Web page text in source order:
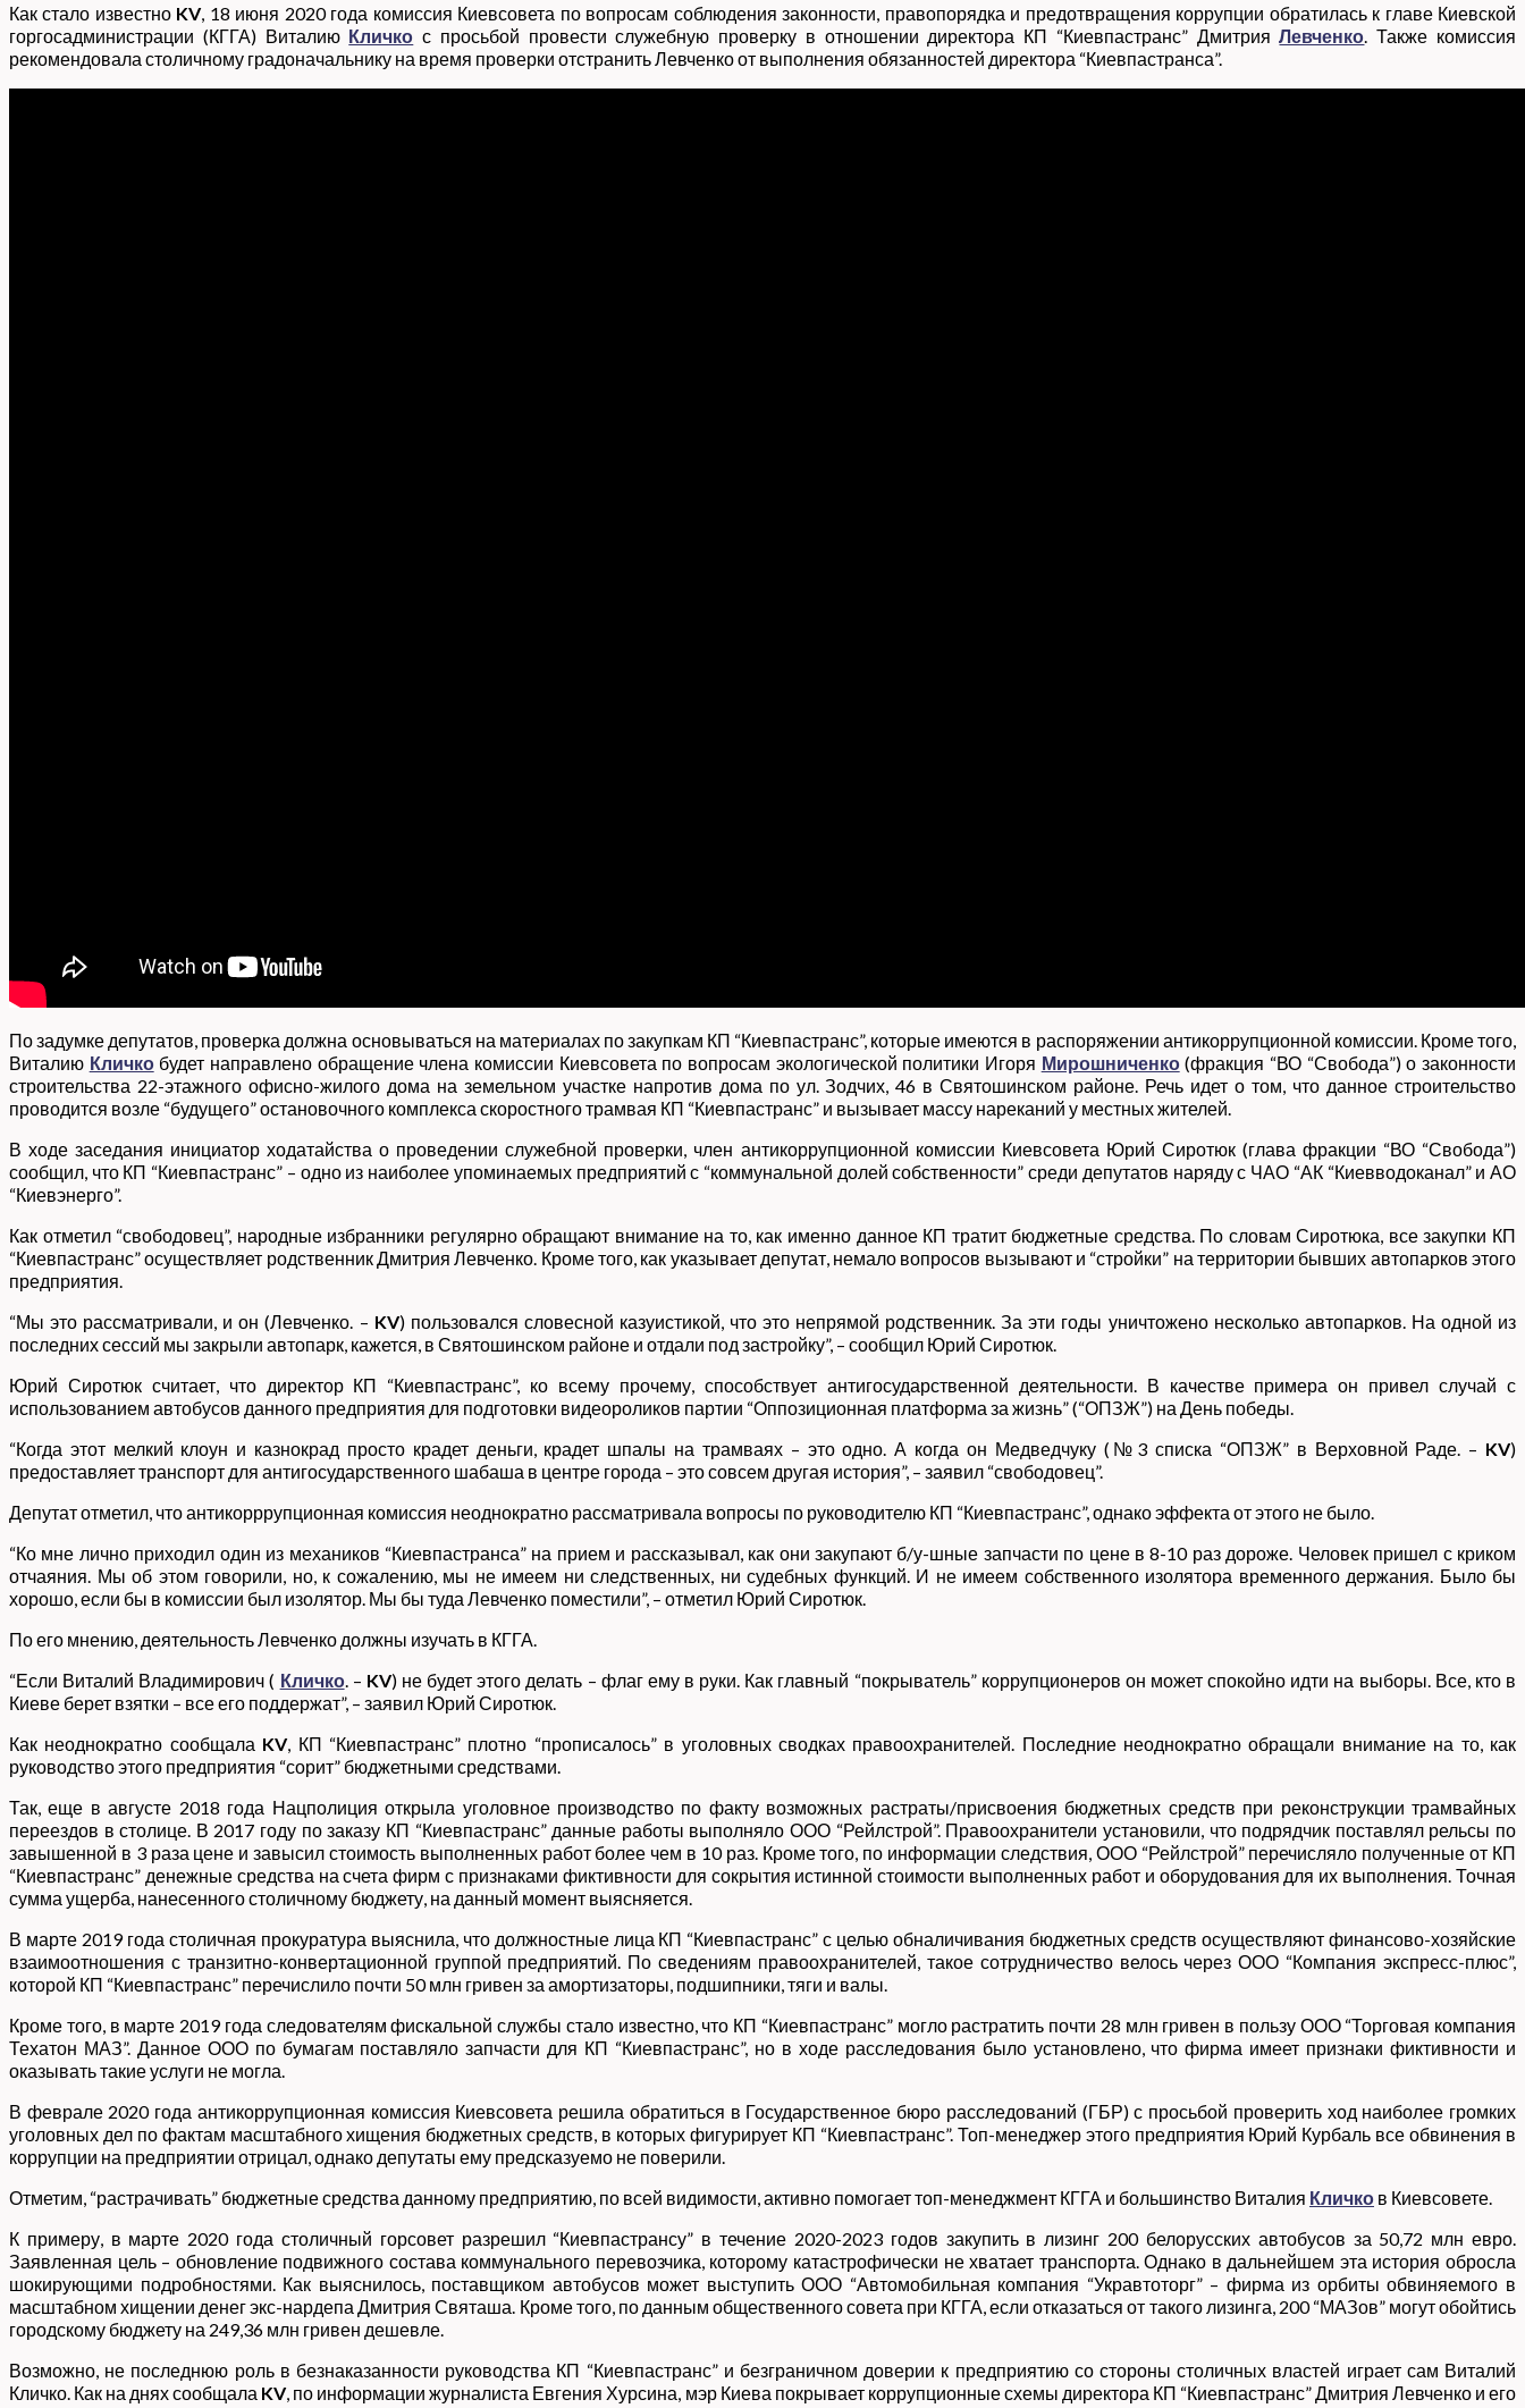
Как стало известно KV, 18 июня 2020 года комиссия Киевсовета по вопросам соблюдения законности, правопорядка и предотвращения коррупции обратилась к главе Киевской
горгосадминистрации (КГГА) Виталию Кличко с просьбой провести служебную проверку в отношении директора КП “Киевпастранс” ДмитрияЛевченко. Также комиссия
рекомендовала столичному градоначальнику на время проверки отстранить Левченко от выполнения обязанностей директора “Киевпастранса”.
По задумке депутатов, проверка должна основываться на материалах по закупкам КП “Киевпастранс”, которые имеются в распоряжении антикоррупционной комиссии. Кроме того,
Виталию Кличкобудет направлено обращение члена комиссии Киевсовета по вопросам экологической политики Игоря Мирошниченко(фракция “ВО “Свобода”) о законности
строительства 22-этажного офисно-жилого дома на земельном участке напротив дома по ул. Зодчих, 46 в Святошинском районе. Речь идет о том, что данное строительство
проводится возле “будущего” остановочного комплекса скоростного трамвая КП “Киевпастранс” и вызывает массу нареканий у местных жителей.
В ходе заседания инициатор ходатайства о проведении служебной проверки, член антикоррупционной комиссии Киевсовета Юрий Сиротюк (глава фракции “ВО “Свобода”)
сообщил, что КП “Киевпастранс” – одно из наиболее упоминаемых предприятий с “коммунальной долей собственности” среди депутатов наряду с ЧАО “АК “Киевводоканал” и АО
“Киевэнерго”.
Как отметил “свободовец”, народные избранники регулярно обращают внимание на то, как именно данное КП тратит бюджетные средства. По словам Сиротюка, все закупки КП
“Киевпастранс” осуществляет родственник Дмитрия Левченко. Кроме того, как указывает депутат, немало вопросов вызывают и “стройки” на территории бывших автопарков этого
предприятия.
“Мы это рассматривали, и он (Левченко. – KV) пользовался словесной казуистикой, что это непрямой родственник. За эти годы уничтожено несколько автопарков. На одной из
последних сессий мы закрыли автопарк, кажется, в Святошинском районе и отдали под застройку”, – сообщил Юрий Сиротюк.
Юрий Сиротюк считает, что директор КП “Киевпастранс”, ко всему прочему, способствует антигосударственной деятельности. В качестве примера он привел случай с
использованием автобусов данного предприятия для подготовки видеороликов партии “Оппозиционная платформа за жизнь” (“ОПЗЖ”) на День победы.
“Когда этот мелкий клоун и казнокрад просто крадет деньги, крадет шпалы на трамваях – это одно. А когда он Медведчуку (№3 списка “ОПЗЖ” в Верховной Раде. – KV)
предоставляет транспорт для антигосударственного шабаша в центре города – это совсем другая история”, – заявил “свободовец”.
Депутат отметил, что антикорррупционная комиссия неоднократно рассматривала вопросы по руководителю КП “Киевпастранс”, однако эффекта от этого не было.
“Ко мне лично приходил один из механиков “Киевпастранса” на прием и рассказывал, как они закупают б/у-шные запчасти по цене в 8-10 раз дороже. Человек пришел с криком
отчаяния. Мы об этом говорили, но, к сожалению, мы не имеем ни следственных, ни судебных функций. И не имеем собственного изолятора временного держания. Было бы
хорошо, если бы в комиссии был изолятор. Мы бы туда Левченко поместили”, – отметил Юрий Сиротюк.
По его мнению, деятельность Левченко должны изучать в КГГА.
“Если Виталий Владимирович ( Кличко. – KV) не будет этого делать – флаг ему в руки. Как главный “покрыватель” коррупционеров он может спокойно идти на выборы. Все, кто в
Киеве берет взятки – все его поддержат”, – заявил Юрий Сиротюк.
Как неоднократно сообщала KV, КП “Киевпастранс” плотно “прописалось” в уголовных сводках правоохранителей. Последние неоднократно обращали внимание на то, как
руководство этого предприятия “сорит” бюджетными средствами.
Так, еще в августе 2018 года Нацполиция открыла уголовное производство по факту возможных растраты/присвоения бюджетных средств при реконструкции трамвайных
переездов в столице. В 2017 году по заказу КП “Киевпастранс” данные работы выполняло ООО “Рейлстрой”. Правоохранители установили, что подрядчик поставлял рельсы по
завышенной в 3 раза цене и завысил стоимость выполненных работ более чем в 10 раз. Кроме того, по информации следствия, ООО “Рейлстрой” перечисляло полученные от КП
“Киевпастранс” денежные средства на счета фирм с признаками фиктивности для сокрытия истинной стоимости выполненных работ и оборудования для их выполнения. Точная
сумма ущерба, нанесенного столичному бюджету, на данный момент выясняется.
В марте 2019 года столичная прокуратура выяснила, что должностные лица КП “Киевпастранс” с целью обналичивания бюджетных средств осуществляют финансово-хозяйские
взаимоотношения с транзитно-конвертационной группой предприятий. По сведениям правоохранителей, такое сотрудничество велось через ООО “Компания экспресс-плюс”,
которой КП “Киевпастранс” перечислило почти 50 млн гривен за амортизаторы, подшипники, тяги и валы.
Кроме того, в марте 2019 года следователям фискальной службы стало известно, что КП “Киевпастранс” могло растратить почти 28 млн гривен в пользу ООО “Торговая компания
Техатон МАЗ”. Данное ООО по бумагам поставляло запчасти для КП “Киевпастранс”, но в ходе расследования было установлено, что фирма имеет признаки фиктивности и
оказывать такие услуги не могла.
В феврале 2020 года антикоррупционная комиссия Киевсовета решила обратиться в Государственное бюро расследований (ГБР) с просьбой проверить ход наиболее громких
уголовных дел по фактам масштабного хищения бюджетных средств, в которых фигурирует КП “Киевпастранс”. Топ-менеджер этого предприятия Юрий Курбаль все обвинения в
коррупции на предприятии отрицал, однако депутаты ему предсказуемо не поверили.
Отметим, “растрачивать” бюджетные средства данному предприятию, по всей видимости, активно помогает топ-менеджмент КГГА и большинство Виталия Кличко в Киевсовете.
К примеру, в марте 2020 года столичный горсовет разрешил “Киевпастрансу” в течение 2020-2023 годов закупить в лизинг 200 белорусских автобусов за 50,72 млн евро.
Заявленная цель – обновление подвижного состава коммунального перевозчика, которому катастрофически не хватает транспорта. Однако в дальнейшем эта история обросла
шокирующими подробностями. Как выяснилось, поставщиком автобусов может выступить ООО “Автомобильная компания “Укравтоторг” – фирма из орбиты обвиняемого в
масштабном хищении денег экс-нардепа Дмитрия Святаша. Кроме того, по данным общественного совета при КГГА, если отказаться от такого лизинга, 200 “МАЗов” могут обойтись
городскому бюджету на 249,36 млн гривен дешевле.
Возможно, не последнюю роль в безнаказанности руководства КП “Киевпастранс” и безграничном доверии к предприятию со стороны столичных властей играет сам Виталий
Кличко. Как на днях сообщала KV, по информации журналиста Евгения Хурсина, мэр Киева покрывает коррупционные схемы директора КП “Киевпастранс” Дмитрия Левченко и его